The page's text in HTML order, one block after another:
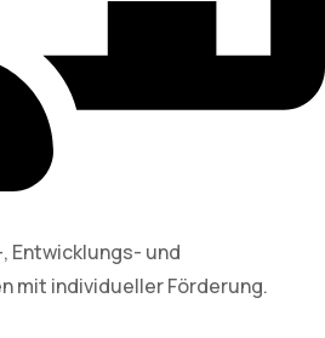
Entwicklungs- und
mit individueller Förderung.